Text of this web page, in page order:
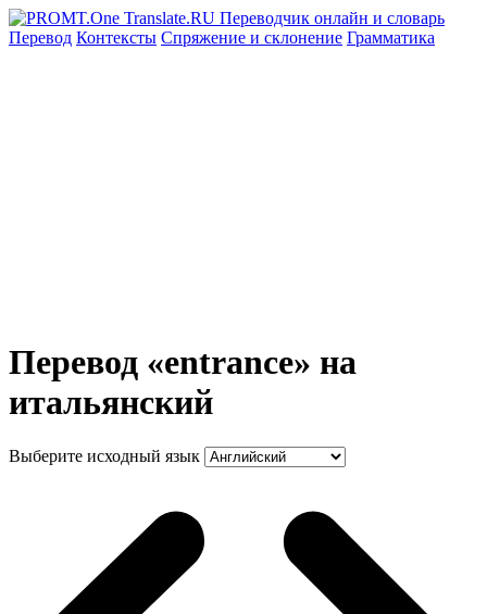
Перевод Контексты Спряжение и склонение Грамматика
Перевод «entrance» на
итальянский
Выберите исходный язык